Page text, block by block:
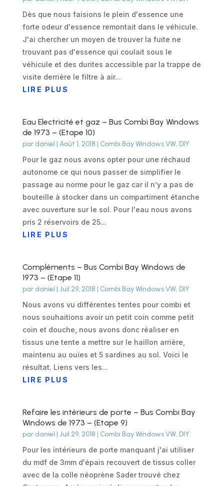
Dès que nous faisions le plein d'essence une
forte odeur d'essence remontait dans le véhicule.
J'ai chercher un moyen de trouver la fuite ne
trouvant pas d'essence qui coulait sous le
véhicule et des durites accessible par la trappe de
visite derrière le filtre à air...
LIRE PLUS
Eau Electricité et gaz – Bus Combi Bay Windows
de 1973 – (Etape 10)
par daniel | Août 1, 2018 | Combi Bay Windows VW, DIY
Pour le gaz nous avons opter pour une réchaud
autonome ce qui nous passer de simplifier le
passage au norme pour le gaz car il n’y a pas de
bouteille à stocker dans un compartiment étanche
avec ouverture sur le sol. Pour l'eau nous avons
pris 2 réservoirs de 25...
LIRE PLUS
Compléments – Bus Combi Bay Windows de
1973 – (Etape 11)
par daniel | Juil 29, 2018 | Combi Bay Windows VW, DIY
Nous avons vu différentes tentes pour combi et
nous souhaitions avoir un petit coin comme petit
coin et douche, nous avons donc réaliser en
tissus une tente a mettre sur le haillon arrière,
maintenu au ouïes et 5 sardines au sol. Voici le
résultat. Liens vers les...
LIRE PLUS
Refaire les intérieurs de porte – Bus Combi Bay
Windows de 1973 – (Etape 9)
par daniel | Juil 29, 2018 | Combi Bay Windows VW, DIY
Pour les intérieurs de porte manquant j'ai utiliser
du mdf de 3mm d'épais recouvert de tissus coller
avec de la colle néoprène Sader trouvé chez